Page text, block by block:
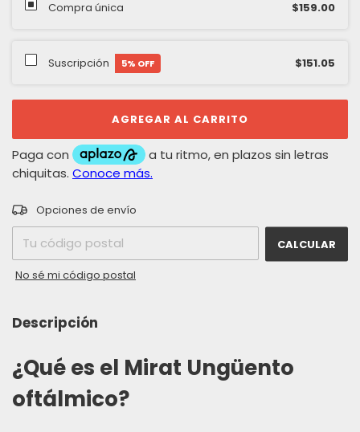
Compra única $159.00
Suscripción 5% OFF $151.05
Entregas para el CP:
Opciones de envío
CALCULAR
No sé mi código postal
Descripción
¿Qué es el Mirat Ungüento
oftálmico?